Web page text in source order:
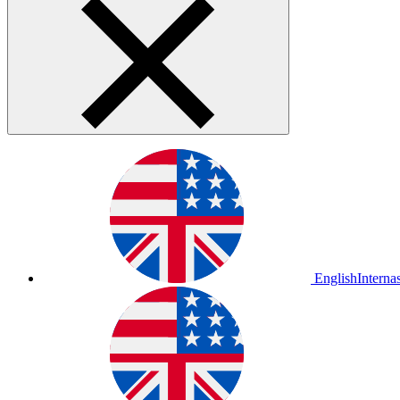
English